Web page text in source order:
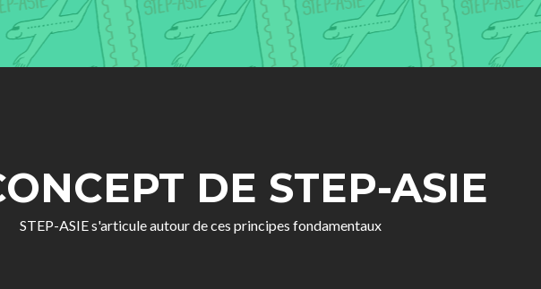
DE STEP-ASIE
STEP-ASIE s'articule autour de ces principes fondamentaux